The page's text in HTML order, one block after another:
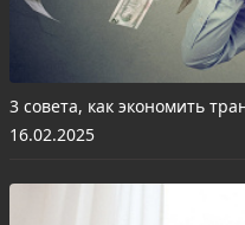
3 совета, как экономить
16.02.2025